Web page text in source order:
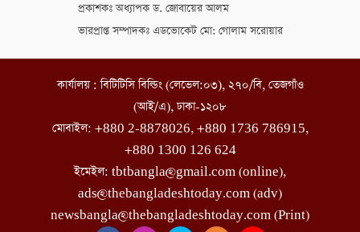
প্রকাশকঃ অধ্যাপক ড. জোবায়ের আলম
ভারপ্রাপ্ত সম্পাদকঃ এডভোকেট মো: গোলাম সরোয়ার
কার্যালয় : বিটিটিসি বিল্ডিং (লেভেল:০৩), ২৭০/বি, তেজগাঁও
(আই/এ), ঢাকা-১২০৮
মোবাইল: +880 2-8878026, +880 1736 786915,
+880 1300 126 624
ইমেইল: tbtbangla@gmail.com (online),
ads@thebangladeshtoday.com (adv)
newsbangla@thebangladeshtoday.com (Print)